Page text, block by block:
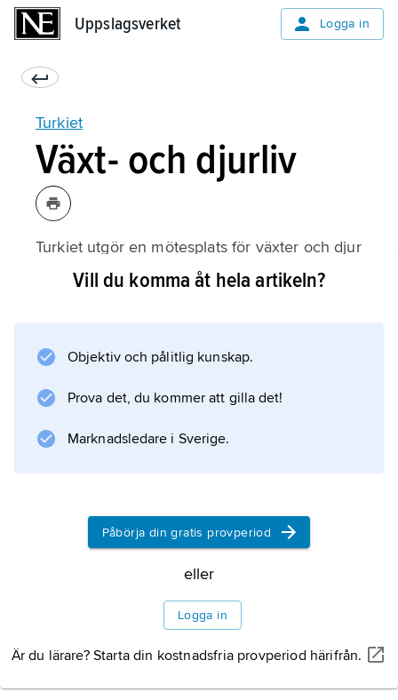
Uppslagsverket Logga in
Turkiet
Växt- och djurliv
Turkiet utgör en mötesplats för växter och djur
med olika hemvist och utvecklingshistoria –
Europa i nordväst – vilket har lett till en
sällsynt rik natur. För att slå vakt om denna
Vill du komma åt hela artikeln?
Objektiv och pålitlig kunskap.
Prova det, du kommer att gilla det!
Marknadsledare i Sverige.
Påbörja din gratis provperiod
eller
Logga in
Är du lärare? Starta din kostnadsfria provperiod härifrån.